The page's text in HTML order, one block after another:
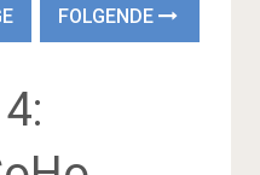
FOLGENDE